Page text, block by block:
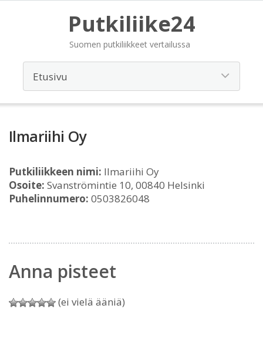
Putkiliike24
Suomen putkiliikkeet vertailussa
Ilmariihi Oy
Putkiliikkeen nimi: Ilmariihi Oy
Osoite: Svanströmintie 10, 00840 Helsinki
Puhelinnumero: 0503826048
Anna pisteet
(ei vielä ääniä)